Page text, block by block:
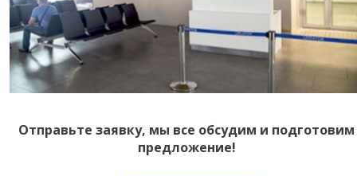
Отправьте заявку, мы все обсудим и подготовим
предложение!